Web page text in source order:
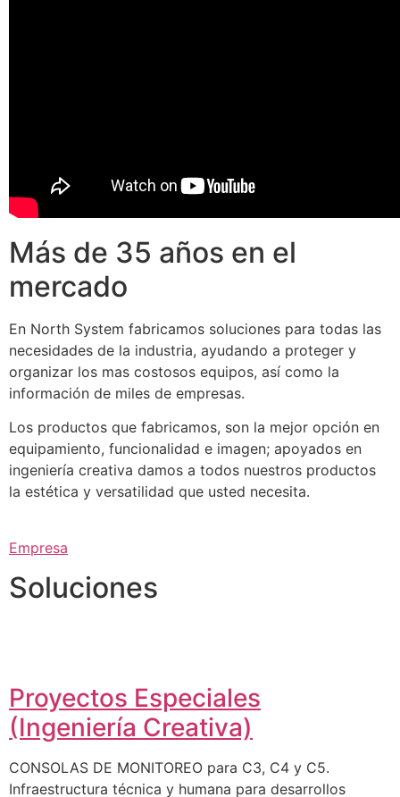
Más de 35 años en el
mercado
En North System fabricamos soluciones para todas las
necesidades de la industria, ayudando a proteger y
organizar los mas costosos equipos, así como la
información de miles de empresas.
Los productos que fabricamos, son la mejor opción en
equipamiento, funcionalidad e imagen; apoyados en
ingeniería creativa damos a todos nuestros productos
la estética y versatilidad que usted necesita.
Empresa
Soluciones
Proyectos Especiales
(Ingeniería Creativa)
CONSOLAS DE MONITOREO para C3, C4 y C5.
Infraestructura técnica y humana para desarrollos